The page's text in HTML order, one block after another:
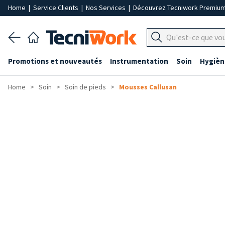
Home | Service Clients | Nos Services | Découvrez Tecniwork Premium
Promotions et nouveautés Instrumentation Soin
Home Soin Soin de pieds Mousses Callusan